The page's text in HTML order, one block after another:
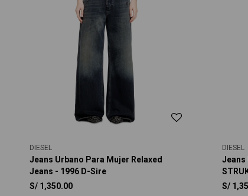
DIESEL
Jeans Urbano Para Mujer Relaxed
Jeans - 1996 D-Sire
S/ 1,350.00
DIESEL
Jeans
S/